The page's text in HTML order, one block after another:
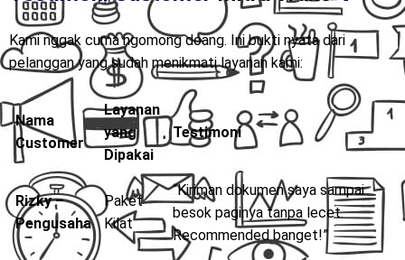
Kami nggak cuma ngomong doang. Ini bukti nyata dari
pelanggan yang sudah menikmati layanan kami:
Nama
Customer
Layanan
yang
Dipakai
Testimoni
Rizky –
Pengusaha
Paket
Kilat
“Kiriman dokumen saya sampai
besok paginya tanpa lecet.
Recommended banget!”